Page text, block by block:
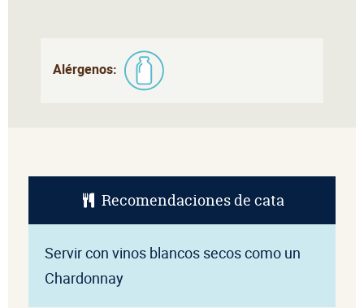
Alérgenos:
Recomendaciones de cata
Servir con vinos blancos secos como un
Chardonnay